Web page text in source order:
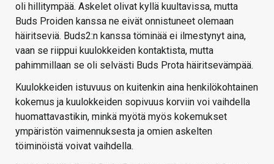
oli hillitympää. Askelet olivat kyllä kuultavissa, mutta
Buds Proiden kanssa ne eivät onnistuneet olemaan
häiritseviä. Buds2:n kanssa töminää ei ilmestynyt aina,
vaan se riippui kuulokkeiden kontaktista, mutta
pahimmillaan se oli selvästi Buds Prota häiritsevämpää.
Kuulokkeiden istuvuus on kuitenkin aina henkilökohtainen
kokemus ja kuulokkeiden sopivuus korviin voi vaihdella
huomattavastikin, minkä myötä myös kokemukset
ympäristön vaimennuksesta ja omien askelten
töiminöistä voivat vaihdella.